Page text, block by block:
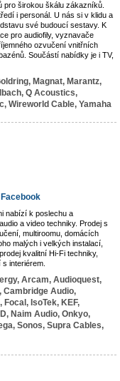
pro širokou škálu zákazníků.
i personál. U nás si v klidu a
své budoucí sestavy. K
pro audiofily, vyznavače
ozvučení vnitřních
Součástí nabídky je i TV,
Magnat, Marantz,
Q Acoustics,
Wireworld Cable, Yamaha
Facebook
nabízí k poslechu a
a video techniky. Prodej s
multiroomu, domácích
malých i velkých instalací,
kvalitní Hi-Fi techniky,
interiérem.
Arcam, Audioquest,
Cambridge Audio,
Focal, IsoTek, KEF,
Naim Audio, Onkyo,
Sonos, Supra Cables,